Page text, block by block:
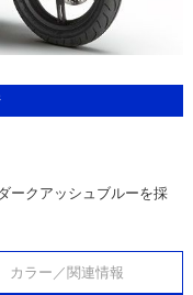
ークアッシュブルーを採
カラー／関連情報